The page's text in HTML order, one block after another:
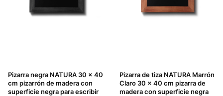
Pizarra negra NATURA 30 x 40
cm pizarrón de madera con
superficie negra para escribir
Pizarra de tiza NATURA Marrón
Claro 30 x 40 cm pizarra de
madera con superficie negra